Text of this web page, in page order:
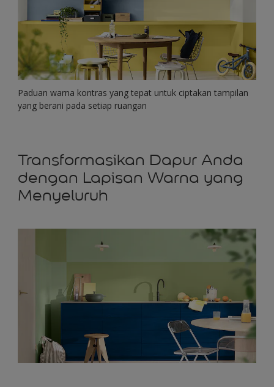
Paduan warna kontras yang tepat untuk ciptakan tampilan
yang berani pada setiap ruangan
Transformasikan Dapur Anda
dengan Lapisan Warna yang
Menyeluruh